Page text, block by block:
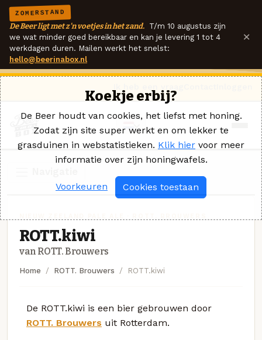
ZOMERSTAND
De Beer ligt met z'n voetjes in het zand. T/m 10 augustus zijn
we wat minder goed bereikbaar en kan je levering 1 tot 4
werkdagen duren. Mailen werkt het snelst:
hello@beerinabox.nl
×
ROTT.kiwi
van ROTT. Brouwers
Home ROTT. Brouwers ROTT.kiwi
De ROTT.kiwi is een bier gebrouwen door
ROTT. Brouwers uit Rotterdam.
Koekje erbij?
De Beer houdt van cookies, het liefst met honing.
Zodat zijn site super werkt en om lekker te
grasduinen in webstatistieken. Klik hier voor meer
informatie over zijn honingwafels.
Voorkeuren Cookies toestaan